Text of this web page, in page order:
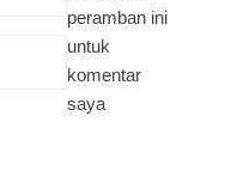
peramban ini
untuk
komentar
saya